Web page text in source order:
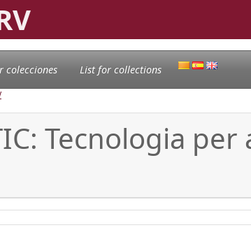
colecciones List for collections
Tecnologia